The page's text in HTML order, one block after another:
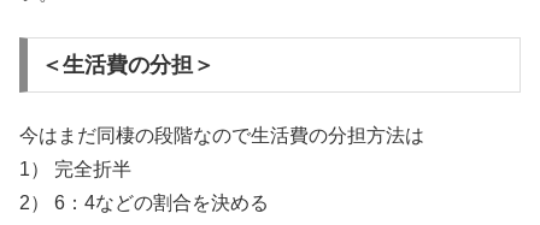
＜生活費の分担＞
今はまだ同棲の段階なので生活費の分担方法は
1） 完全折半
2） 6：4などの割合を決める